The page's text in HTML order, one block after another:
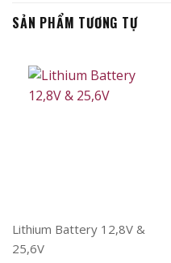
SẢN PHẨM TƯƠNG TỰ
Lithium Battery 12,8V &
25,6V